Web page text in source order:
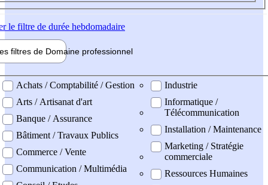
le filtre de durée hebdomadaire
filtres de Domaine professionnel
professionel
Achats / Comptabilité / Gestion
Arts / Artisanat d'art
Banque / Assurance
Bâtiment / Travaux Publics
Commerce / Vente
Communication / Multimédia
Industrie
Informatique /
Télécommunication
Installation / Maintenance
Marketing / Stratégie
commerciale
Ressources Humaines